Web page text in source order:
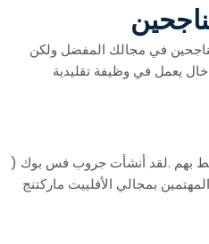
في مجالك المفضل ولكن
خال يعمل في وظيفة تقليدية
بهم .لقد أنشأت جروب فس بوك (
بمجالي الأفلييت ماركتنج